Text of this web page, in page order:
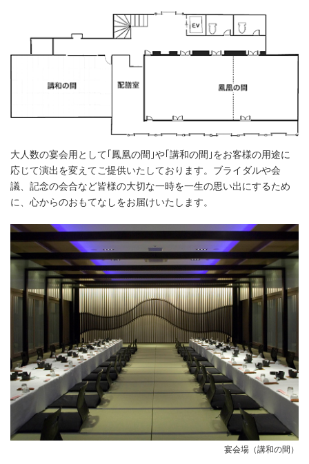
大人数の宴会用として｢鳳凰の間｣や｢講和の間｣をお客様の用途に
応じて演出を変えてご提供いたしております。ブライダルや会
議、記念の会合など皆様の大切な一時を一生の思い出にするため
に、心からのおもてなしをお届けいたします。
宴会場（講和の間）